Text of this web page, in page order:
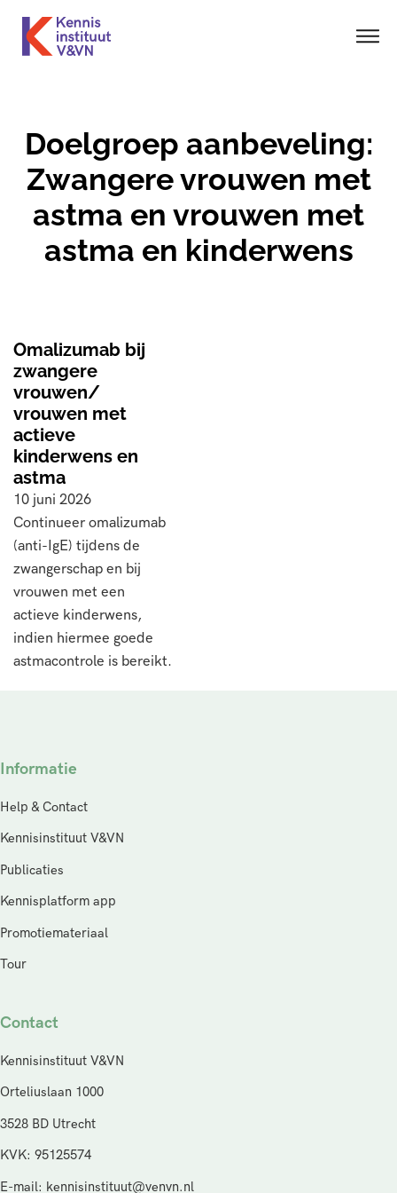
Doelgroep aanbeveling:
Zwangere vrouwen met
astma en vrouwen met
astma en kinderwens
Omalizumab bij
zwangere
vrouwen/
vrouwen met
actieve
kinderwens en
astma
10 juni 2026
Continueer omalizumab
(anti-IgE) tijdens de
zwangerschap en bij
vrouwen met een
actieve kinderwens,
indien hiermee goede
astmacontrole is bereikt.
Informatie
Help & Contact
Kennisinstituut V&VN
Publicaties
Kennisplatform app
Promotiemateriaal
Tour
Contact
Kennisinstituut V&VN
Orteliuslaan 1000
3528 BD Utrecht
KVK: 95125574
E-mail: kennisinstituut@venvn.nl